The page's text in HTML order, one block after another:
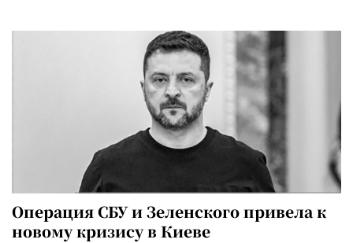
Операция СБУ и Зеленского привела к
новому кризису в Киеве